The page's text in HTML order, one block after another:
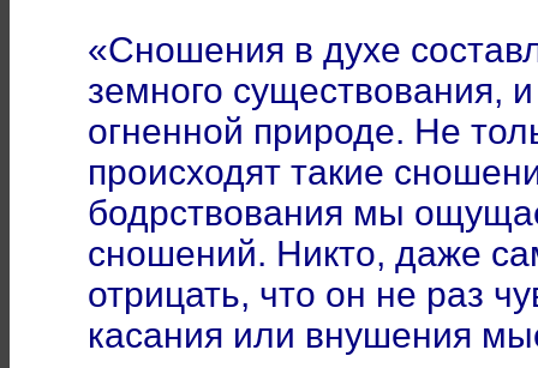
«Сношения в духе
земного существования,
огненной природе. Не
происходят такие
бодрствования мы
сношений. Никто, даже
отрицать, что он не раз
касания или внушения